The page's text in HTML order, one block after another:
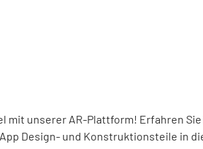
mit unserer AR-Plattform! Erfahren
Design- und Konstruktionsteile in